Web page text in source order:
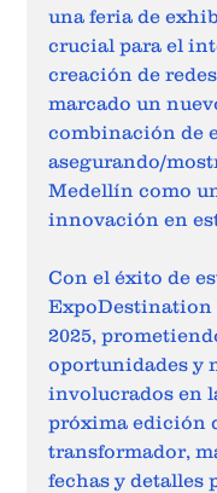
una feria de
crucial para el
creación de
marcado un
combinación de
asegurando/
Medellín como
innovación en
Con el éxito de
ExpoDestination
2025,
oportunidades y
involucrados en
próxima edición
transformador,
fechas y detalles